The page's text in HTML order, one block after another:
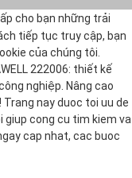
cho bạn những trải
tiếp tục truy cập, bạn
của chúng tôi.
222006: thiết kế
nghiệp. Nâng cao
nay duoc toi uu de
giup cong cu tim kiem va
cap nhat, cac buoc